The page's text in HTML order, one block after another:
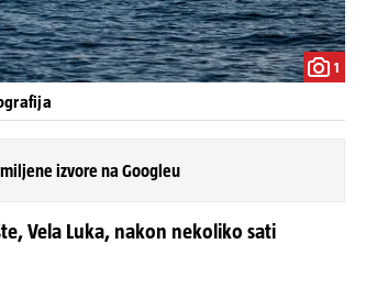
1
izvore na Googleu
Vela Luka, nakon nekoliko sati